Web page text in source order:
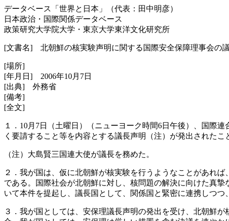
データベース「世界と日本」（代表：田中明彦）
日本政治・国際関係データベース
政策研究大学院大学・東京大学東洋文化研究所
[文書名] 北朝鮮の核実験声明に関する国際安全保障理事会の
[場所]
[年月日] 2006年10月7日
[出典] 外務省
[備考]
[全文]
１．10月7日（土曜日）（ニューヨーク時間6日午後）、国際
く要請すること等を内容とする議長声明（注）が発出されたこ
（注）大島賢三国連大使が議長を務めた。
２．我が国は、仮に北朝鮮が核実験を行うようなことがあれ
である。国際社会が北朝鮮に対し、核問題の解決に向けた真
いて本件を提起し、議長国として、関係国と緊密に連携しつ
３．我が国としては、安保理議長声明の発出を受け、北朝鮮